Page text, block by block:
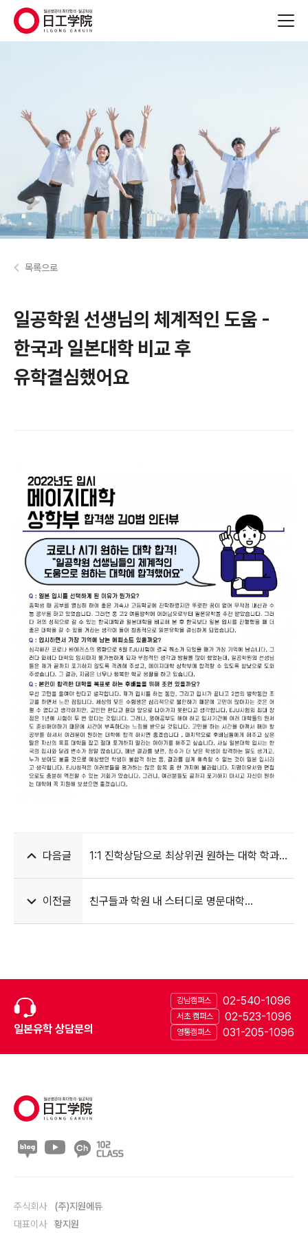
(주)지원에듀
목록으로
일공학원 선생님의 체계적인 도움 -
한국과 일본대학 비교 후
유학결심했어요
다음글
1:1 진학상담으로 최상위권 원하는 대학 학과
이전글
친구들과 학원 내 스터디로 명문대학
일본유학 상담문의
강남캠퍼스 02-540-1096
서초 캠퍼스 02-523-1096
영통캠퍼스 031-205-1096
주식회사
(주)지원에듀
대표이사
황지원